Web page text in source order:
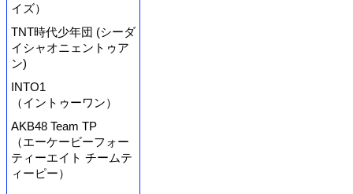
イズ）
TNT時代少年団 (シーダ
イシャオニェントゥア
ン)
INTO1
（イントゥーワン）
AKB48 Team TP
（エーケービーフォー
ティーエイト チームテ
ィーピー）